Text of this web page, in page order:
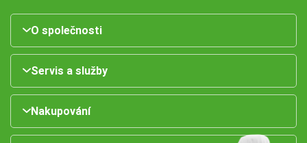
O společnosti
Servis a služby
Nakupování